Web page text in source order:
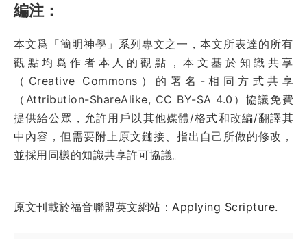
編注：
本文爲「簡明神學」系列專文之一，本文所表達的所有
觀點均爲作者本人的觀點，本文基於知識共享
（Creative Commons）的署名-相同方式共享
（Attribution-ShareAlike, CC BY-SA 4.0）協議免費
提供給公眾，允許用戶以其他媒體/格式和改編/翻譯其
中內容，但需要附上原文鏈接、指出自己所做的修改，
並採用同樣的知識共享許可協議。
原文刊載於福音聯盟英文網站： Applying Scripture.